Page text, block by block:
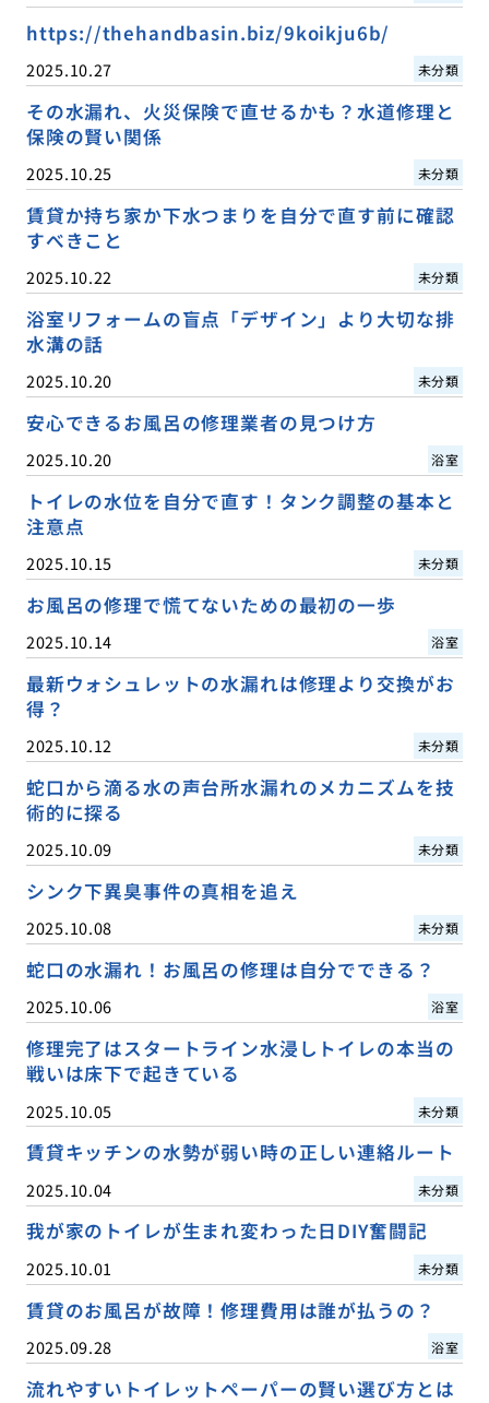
https://thehandbasin.biz/9koikju6b/
2025.10.27 未分類
その水漏れ、火災保険で直せるかも？水道修理と
保険の賢い関係
2025.10.25 未分類
賃貸か持ち家か下水つまりを自分で直す前に確認
すべきこと
2025.10.22 未分類
浴室リフォームの盲点「デザイン」より大切な排
水溝の話
2025.10.20 未分類
安心できるお風呂の修理業者の見つけ方
2025.10.20 浴室
トイレの水位を自分で直す！タンク調整の基本と
注意点
2025.10.15 未分類
お風呂の修理で慌てないための最初の一歩
2025.10.14 浴室
最新ウォシュレットの水漏れは修理より交換がお
得？
2025.10.12 未分類
蛇口から滴る水の声台所水漏れのメカニズムを技
術的に探る
2025.10.09 未分類
シンク下異臭事件の真相を追え
2025.10.08 未分類
蛇口の水漏れ！お風呂の修理は自分でできる？
2025.10.06 浴室
修理完了はスタートライン水浸しトイレの本当の
戦いは床下で起きている
2025.10.05 未分類
賃貸キッチンの水勢が弱い時の正しい連絡ルート
2025.10.04 未分類
我が家のトイレが生まれ変わった日DIY奮闘記
2025.10.01 未分類
賃貸のお風呂が故障！修理費用は誰が払うの？
2025.09.28 浴室
流れやすいトイレットペーパーの賢い選び方とは